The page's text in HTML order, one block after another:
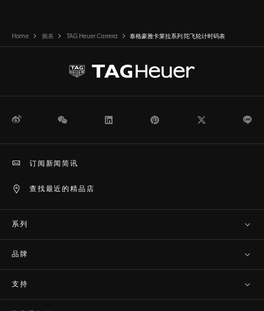
Home 腕表 TAG Heuer Carrera 泰格豪雅卡莱拉系列 陀飞轮计时码表
微博 WeChat Pinterest
查找最近的精品店
订阅新闻简讯
系列
品牌
支持